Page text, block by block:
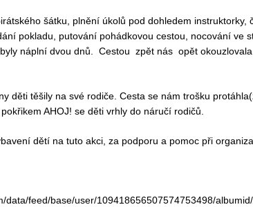
šátku, plnění úkolů pod dohledem instruktorky,
pokladu, putování pohádkovou cestou, nocování ve
náplní dvou dnů. Cestou zpět nás opět
děti těšily na své rodiče. Cesta se nám trošku
AHOJ! se děti vrhly do náručí rodičů.
dětí na tuto akci, za podporu a pomoc při
data/feed/base/user/109418656507574753498/